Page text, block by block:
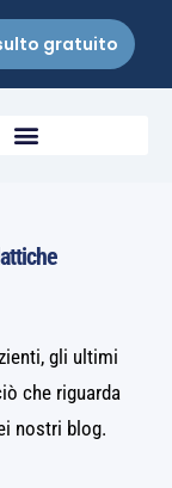
gratuito
gli ultimi
che riguarda
nostri blog.